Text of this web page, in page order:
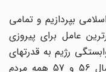
بپردازیم و تمامی
عامل برای پیروزی
رژیم به قدرتهای
بیگانه، به ویژه آمریکا می بینیم. در سال 56 و 57 همه مردم